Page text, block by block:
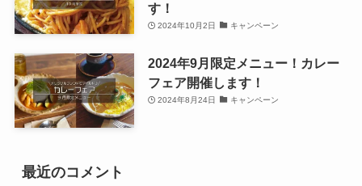
す！
2024年10月2日 キャンペーン
2024年9月限定メニュー！カレー
フェア開催します！
2024年8月24日 キャンペーン
最近のコメント